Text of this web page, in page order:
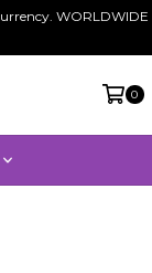
WORLDWIDE
0